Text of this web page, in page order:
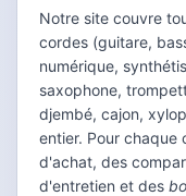
Notre site couvre
cordes (guitare,
numérique,
saxophone,
djembé, cajon,
entier. Pour chaque
d'achat, des
d'entretien et des